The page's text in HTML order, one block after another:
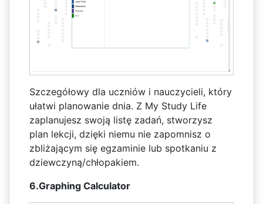
Szczegółowy dla uczniów i nauczycieli, który
ułatwi planowanie dnia. Z My Study Life
zaplanujesz swoją listę zadań, stworzysz
plan lekcji, dzięki niemu nie zapomnisz o
zbliżającym się egzaminie lub spotkaniu z
dziewczyną/chłopakiem.
6.Graphing Calculator